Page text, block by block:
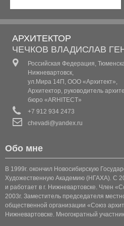
КОТТЕДЖ 2
КОТТЕДЖ 3
КОТТЕДЖ 4
КОТТЕДЖ 5
КОТТЕДЖ 6
КОТТЕДЖ (КЛАССИКА 2)
КОТТЕДЖ (КЛАССИКА 3)
КОТТЕДЖ 7
АРХИТЕКТОР
ЧЕЧКОВ ВЛАДИСЛАВ
Российская Федерация,
Нижневартовск,
ул.Мира 14П, ООО «Архитект»,
Архитектор, руководитель
бюро «ARHITECT»
+7 912 934 2473
chevadi@yandex.ru
Обо мне
В 1999г. окончил Новосибирскую
Художественную Академию (НГАХА). С
и работает в г. Нижневартовске. Член
2003г. Заместитель председателя
общественной организации «Союз
Нижневартовске. Многократный